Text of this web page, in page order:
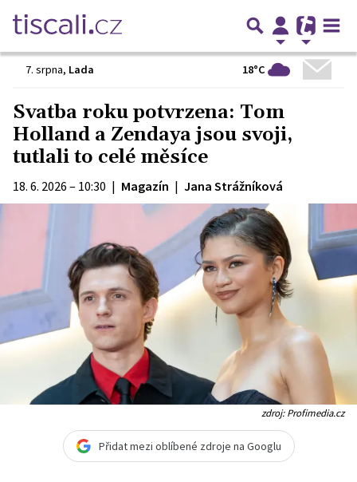
7. srpna, Lada 18°C
Svatba roku potvrzena: Tom
Holland a Zendaya jsou svoji,
tutlali to celé měsíce
18. 6. 2026 – 10:30 | Magazín | Jana Strážníková
zdroj: Profimedia.cz
Přidat mezi oblíbené zdroje na Googlu